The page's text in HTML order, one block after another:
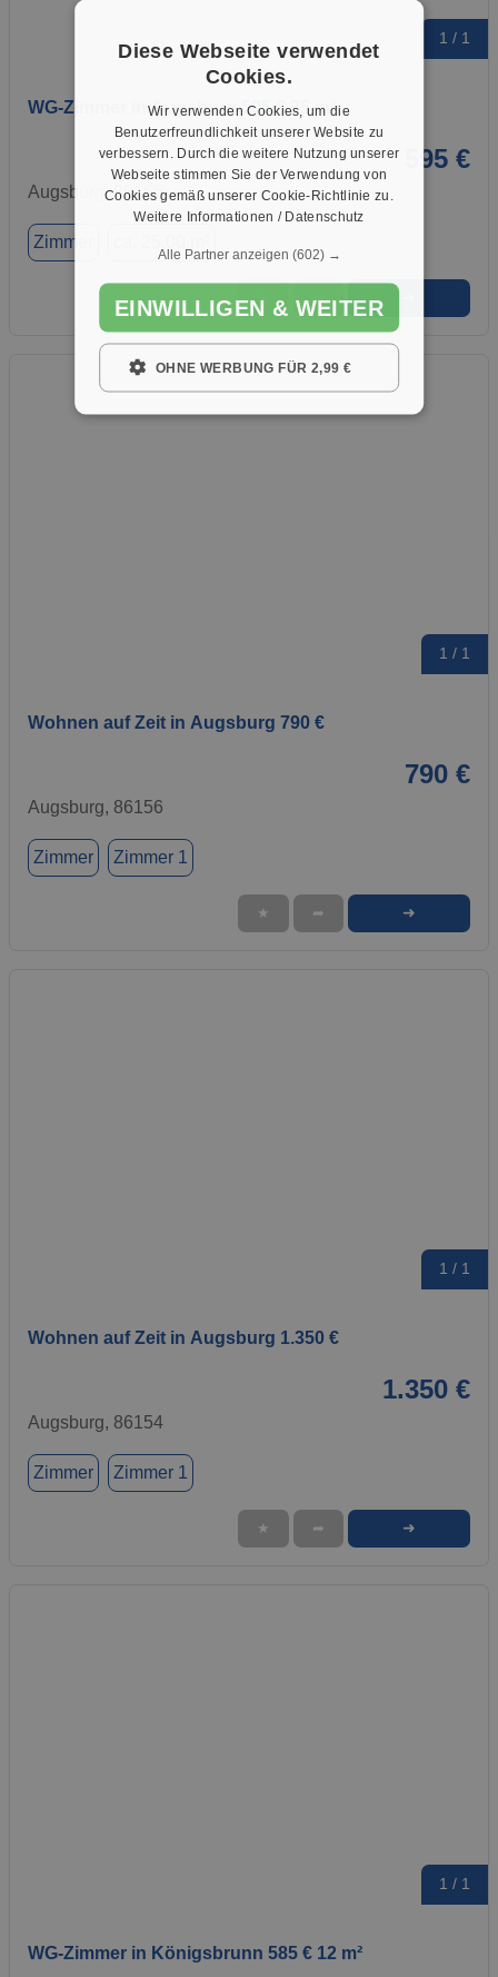
1 / 1
WG-Zimmer in Augsburg 595 € 25 m²
595 €
Augsburg, 86165
Zimmer
★ ➦
1 / 1
Wohnen auf Zeit in Augsburg 790 €
790 €
Augsburg, 86156
Zimmer Zimmer 1
★ ➦ ➜
1 / 1
Wohnen auf Zeit in Augsburg 1.350 €
1.350 €
Augsburg, 86154
Zimmer Zimmer 1
★ ➦ ➜
1 / 1
WG-Zimmer in Königsbrunn 585 € 12 m²
Diese Webseite verwendet
Cookies.
Wir verwenden Cookies, um die
Benutzerfreundlichkeit unserer Website zu
verbessern. Durch die weitere Nutzung unserer
Webseite stimmen Sie der Verwendung von
Cookies gemäß unserer Cookie-Richtlinie zu.
Weitere Informationen / Datenschutz
Alle Partner anzeigen (602) →
EINWILLIGEN & WEITER
OHNE WERBUNG FÜR 2,99 €